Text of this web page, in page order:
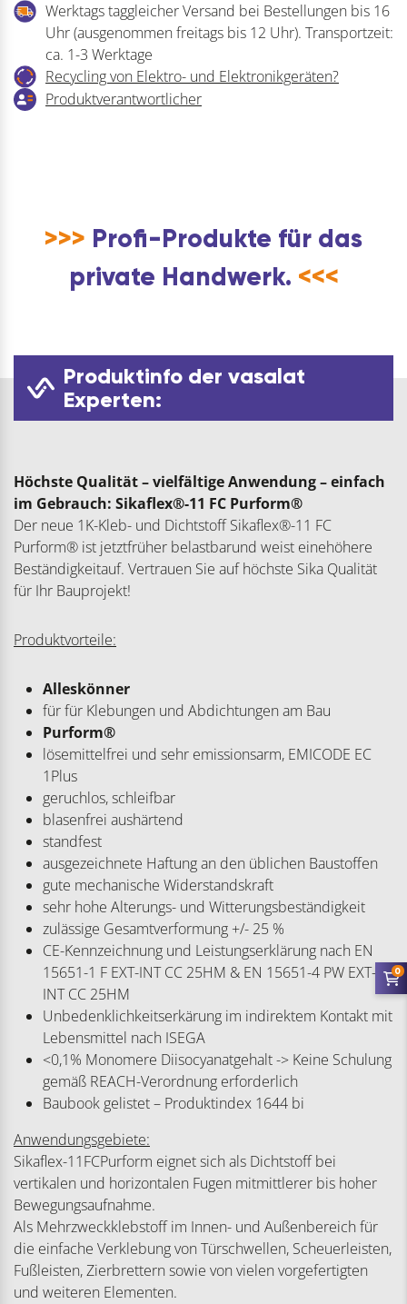
11
Purform
Menge
Werktags taggleicher Versand bei Bestellungen bis 16
Uhr (ausgenommen freitags bis 12 Uhr). Transportzeit:
ca. 1-3 Werktage
Recycling von Elektro- und Elektronikgeräten?
Produktverantwortlicher
>>> Profi-Produkte für das
private Handwerk. <<<
Produktinfo der vasalat
Experten:
Höchste Qualität – vielfältige Anwendung – einfach
im Gebrauch: Sikaflex®-11 FC Purform®
Der neue 1K-Kleb- und Dichtstoff Sikaflex®-11 FC
Purform® ist jetztfrüher belastbarund weist einehöhere
Beständigkeitauf. Vertrauen Sie auf höchste Sika Qualität
für Ihr Bauprojekt!
Produktvorteile:
Alleskönner
für für Klebungen und Abdichtungen am Bau
Purform®
lösemittelfrei und sehr emissionsarm, EMICODE EC
1Plus
geruchlos, schleifbar
blasenfrei aushärtend
standfest
ausgezeichnete Haftung an den üblichen Baustoffen
gute mechanische Widerstandskraft
sehr hohe Alterungs- und Witterungsbeständigkeit
zulässige Gesamtverformung +/- 25 %
CE-Kennzeichnung und Leistungserklärung nach EN
15651-1 F EXT-INT CC 25HM & EN 15651-4 PW EXT-
INT CC 25HM
Unbedenklichkeitserkärung im indirektem Kontakt mit
Lebensmittel nach ISEGA
<0,1% Monomere Diisocyanatgehalt -> Keine Schulung
gemäß REACH-Verordnung erforderlich
Baubook gelistet – Produktindex 1644 bi
Anwendungsgebiete:
Sikaflex-11FCPurform eignet sich als Dichtstoff bei
vertikalen und horizontalen Fugen mitmittlerer bis hoher
Bewegungsaufnahme.
Als Mehrzweckklebstoff im Innen- und Außenbereich für
die einfache Verklebung von Türschwellen, Scheuerleisten,
Fußleisten, Zierbrettern sowie von vielen vorgefertigten
und weiteren Elementen.
0